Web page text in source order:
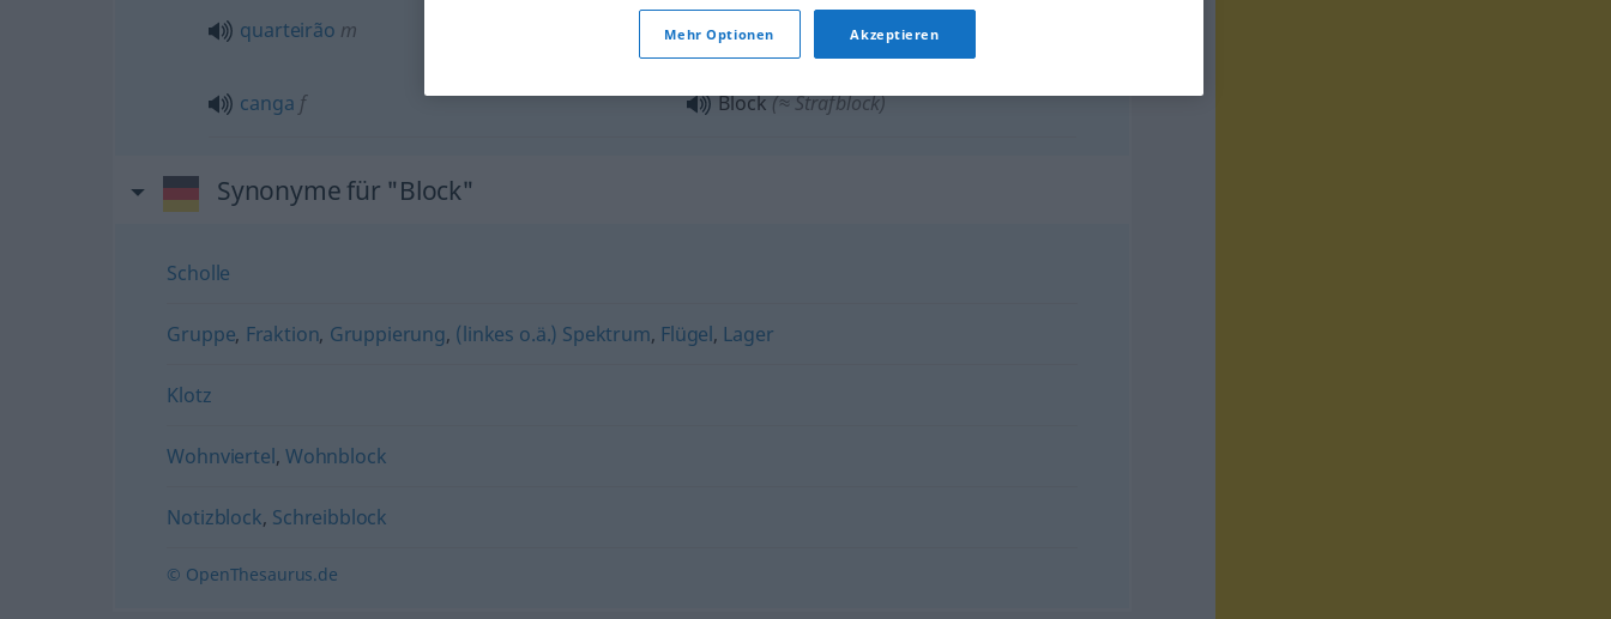
quarteirão m Block
canga f Block(≈ Strafblock)
Synonyme für "Block"
Scholle
Gruppe, Fraktion, Gruppierung, (linkes o.ä.) Spektrum, Flügel, Lager
Klotz
Wohnviertel, Wohnblock
Notizblock, Schreibblock
© OpenThesaurus.de
Mehr Optionen Akzeptieren